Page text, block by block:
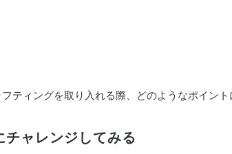
ティングを取り入れる際、どのようなポイント
チャレンジしてみる